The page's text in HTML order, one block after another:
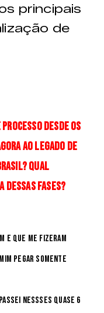
principais
de
desde os
ao legado de
Qual
dessas fases?
e que me fizeram
pegar somente
nessses quase 6